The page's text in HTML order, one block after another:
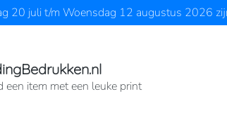
20 juli t/m Woensdag 12 augustus 2026
een item met een leuke print